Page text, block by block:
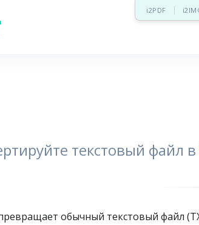
i2PDF
текстовый файл
превращает обычный текстовый файл